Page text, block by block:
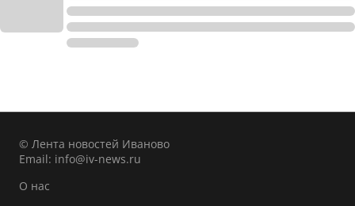
© Лента новостей Иваново
Email: info@iv-news.ru
О нас